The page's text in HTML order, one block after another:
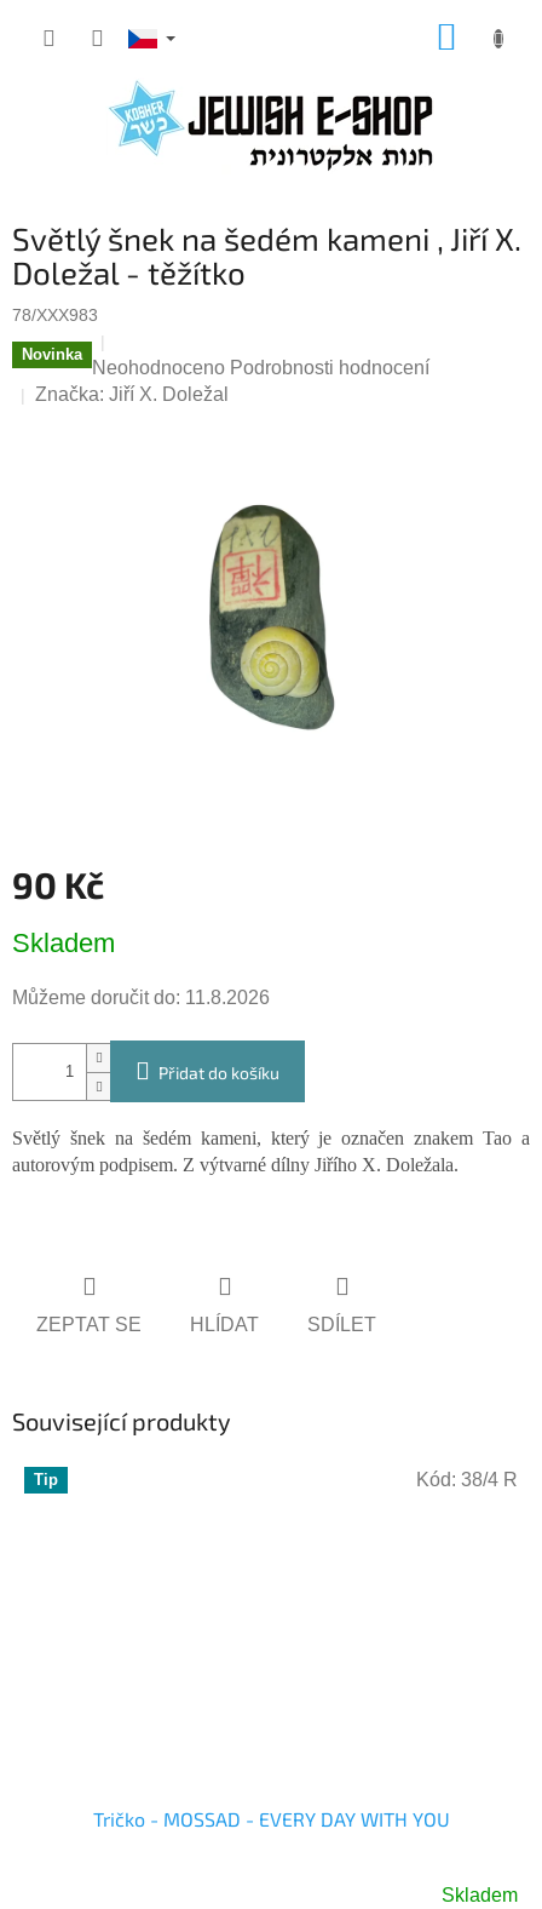
Světlý šnek na šedém kameni , Jiří X.
Doležal - těžítko
78/XXX983
Novinka
Průměrné
hodnocení
Neohodnoceno Podrobnosti hodnocení
Značka: Jiří X. Doležal
90 Kč
cena:
Skladem
Můžeme doručit do: 11.8.2026
Přidat do košíku
Světlý šnek na šedém kameni, který je označen znakem Tao a
autorovým podpisem. Z výtvarné dílny Jiřího X. Doležala.
ZEPTAT SE HLÍDAT SDÍLET
Související produkty
Tip
Tričko - MOSSAD - EVERY DAY WITH YOU
Skladem
Kód: 38/4 R